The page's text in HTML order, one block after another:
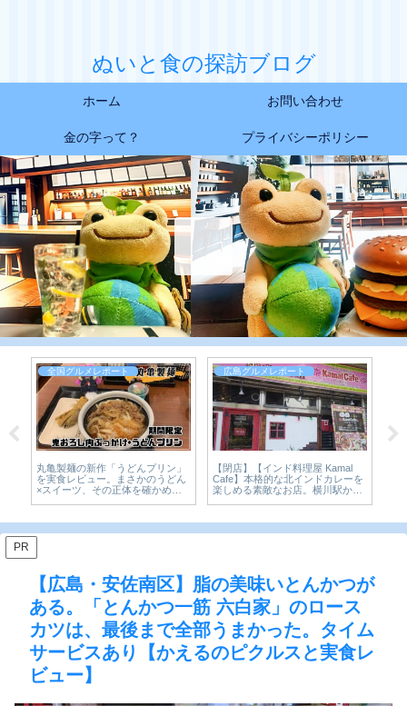
ぬいと食の探訪ブログ
ホーム お問い合わせ
金の字って？ プライバシーポリシー
全国グルメレポート
丸亀製麺の新作「うどんプリン」
を実食レビュー。まさかのうどん
×スイーツ、その正体を確かめて
広島グルメレポート
【閉店】【インド料理屋 Kamal
Cafe】本格的な北インドカレーを
楽しめる素敵なお店。横川駅から
PR
【広島・安佐南区】脂の美味いとんかつが
ある。「とんかつ一筋 六白家」のロース
カツは、最後まで全部うまかった。タイム
サービスあり【かえるのピクルスと実食レ
ビュー】